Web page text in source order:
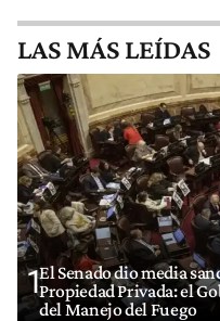
LAS MÁS LEÍDAS
1El Senado dio media
Propiedad Privada: el
del Manejo del Fuego